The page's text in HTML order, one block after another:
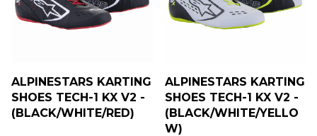
ALPINESTARS KARTING
SHOES TECH-1 KX V2 -
(BLACK/WHITE/RED)
ALPINESTARS KARTING
SHOES TECH-1 KX V2 -
(BLACK/WHITE/YELLO
W)